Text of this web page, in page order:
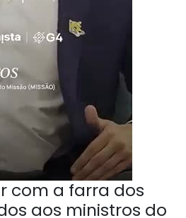
com a farra dos
aos ministros do